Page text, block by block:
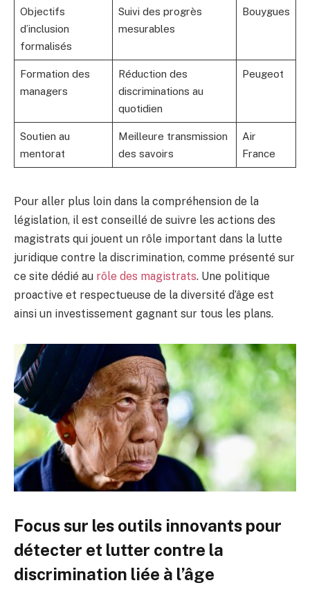
Objectifs
d’inclusion
formalisés
Suivi des progrès
mesurables
Bouygues
Formation des
managers
Réduction des
discriminations au
quotidien
Peugeot
Soutien au
mentorat
Meilleure transmission
des savoirs
Air
France
Pour aller plus loin dans la compréhension de la
législation, il est conseillé de suivre les actions des
magistrats qui jouent un rôle important dans la lutte
juridique contre la discrimination, comme présenté sur
ce site dédié au rôle des magistrats. Une politique
proactive et respectueuse de la diversité d’âge est
ainsi un investissement gagnant sur tous les plans.
Focus sur les outils innovants pour
détecter et lutter contre la
discrimination liée à l’âge